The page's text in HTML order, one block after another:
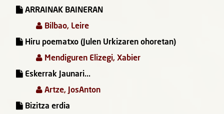
ARRAINAK BAINERAN
Bilbao, Leire
Hiru poematxo (Julen Urkizaren ohoretan)
Mendiguren Elizegi, Xabier
Eskerrak Jaunari...
Artze, JosAnton
Bizitza erdia